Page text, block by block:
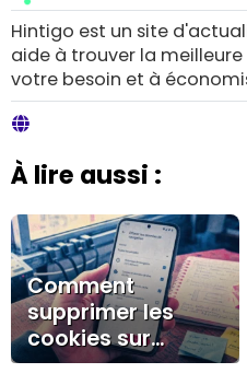
Hintigo est un site
aide à trouver la
votre besoin et à
À lire aussi :
Comment
supprimer les
cookies sur
Android : guide